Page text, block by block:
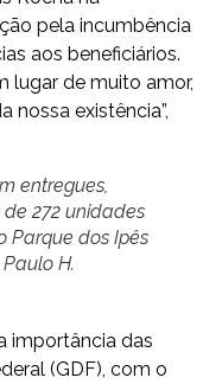
pela incumbência
aos beneficiários.
lugar de muito amor,
nossa existência”,
entregues,
272 unidades
Parque dos Ipês
H.
importância das
(GDF), com o